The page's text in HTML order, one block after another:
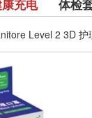
充电 体检
Level 2 3D